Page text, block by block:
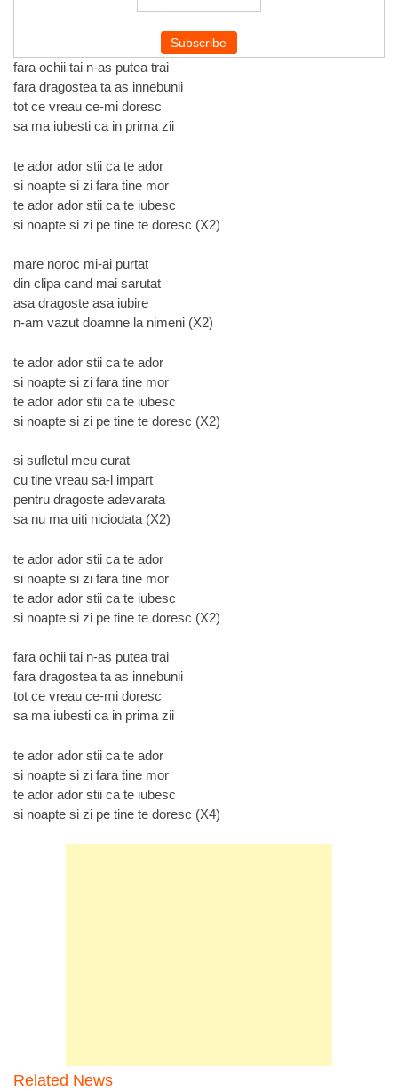
fara ochii tai n-as putea trai
fara dragostea ta as innebunii
tot ce vreau ce-mi doresc
sa ma iubesti ca in prima zii
te ador ador stii ca te ador
si noapte si zi fara tine mor
te ador ador stii ca te iubesc
si noapte si zi pe tine te doresc (X2)
mare noroc mi-ai purtat
din clipa cand mai sarutat
asa dragoste asa iubire
n-am vazut doamne la nimeni (X2)
te ador ador stii ca te ador
si noapte si zi fara tine mor
te ador ador stii ca te iubesc
si noapte si zi pe tine te doresc (X2)
si sufletul meu curat
cu tine vreau sa-l impart
pentru dragoste adevarata
sa nu ma uiti niciodata (X2)
te ador ador stii ca te ador
si noapte si zi fara tine mor
te ador ador stii ca te iubesc
si noapte si zi pe tine te doresc (X2)
fara ochii tai n-as putea trai
fara dragostea ta as innebunii
tot ce vreau ce-mi doresc
sa ma iubesti ca in prima zii
te ador ador stii ca te ador
si noapte si zi fara tine mor
te ador ador stii ca te iubesc
si noapte si zi pe tine te doresc (X4)
Related News